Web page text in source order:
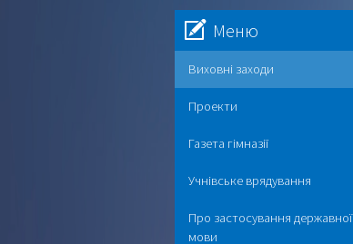
Меню
Виховні заходи
Проекти
Газета гімназії
Учнівське врядування
Про застосування державної
мови